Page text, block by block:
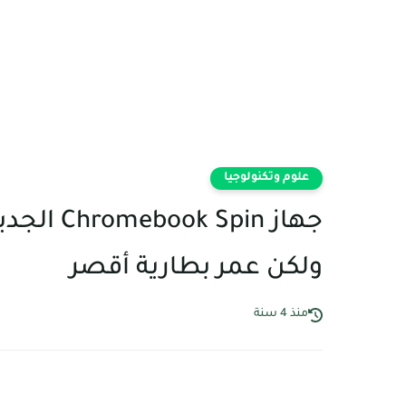
علوم وتكنولوجيا
ولكن عمر بطارية أقصر
منذ 4 سنة